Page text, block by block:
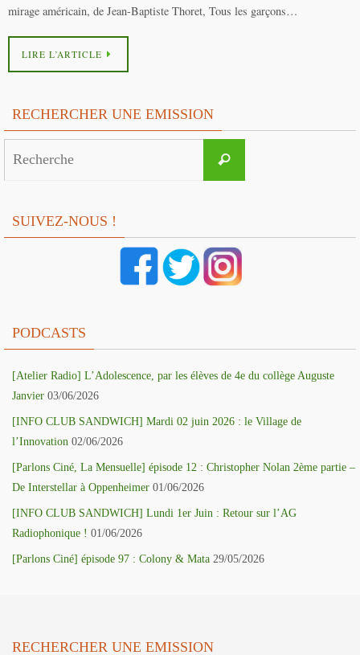
mirage américain, de Jean-Baptiste Thoret, Tous les garçons…
LIRE L’ARTICLE
RECHERCHER UNE EMISSION
Recherche
SUIVEZ-NOUS !
PODCASTS
[Atelier Radio] L’Adolescence, par les élèves de 4e du collège Auguste
Janvier 03/06/2026
[INFO CLUB SANDWICH] Mardi 02 juin 2026 : le Village de
l’Innovation 02/06/2026
[Parlons Ciné, La Mensuelle] épisode 12 : Christopher Nolan 2ème partie –
De Interstellar à Oppenheimer 01/06/2026
[INFO CLUB SANDWICH] Lundi 1er Juin : Retour sur l’AG
Radiophonique ! 01/06/2026
[Parlons Ciné] épisode 97 : Colony & Mata 29/05/2026
RECHERCHER UNE EMISSION